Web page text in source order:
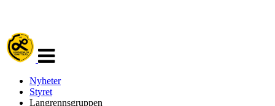
navigasjon
Nyheter
Styret
Langrennsgruppen